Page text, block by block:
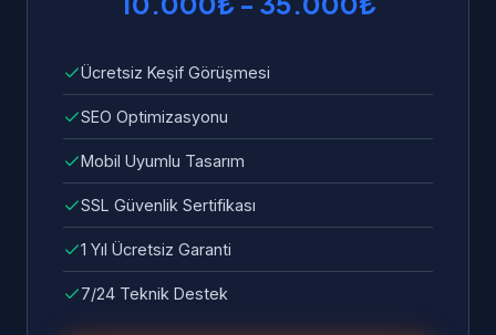
Ücretsiz Keşif Görüşmesi
SEO Optimizasyonu
Mobil Uyumlu Tasarım
SSL Güvenlik Sertifikası
1 Yıl Ücretsiz Garanti
7/24 Teknik Destek